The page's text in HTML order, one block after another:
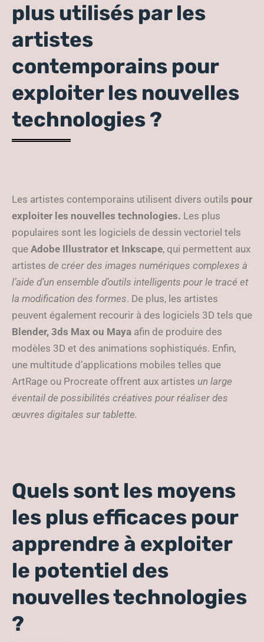
plus utilisés par les
artistes
contemporains pour
exploiter les nouvelles
technologies ?
Les artistes contemporains utilisent divers outils pour
exploiter les nouvelles technologies. Les plus
populaires sont les logiciels de dessin vectoriel tels
que Adobe Illustrator et Inkscape, qui permettent aux
artistes de créer des images numériques complexes à
l’aide d’un ensemble d’outils intelligents pour le tracé et
la modification des formes. De plus, les artistes
peuvent également recourir à des logiciels 3D tels que
Blender, 3ds Max ou Maya afin de produire des
modèles 3D et des animations sophistiqués. Enfin,
une multitude d’applications mobiles telles que
ArtRage ou Procreate offrent aux artistes un large
éventail de possibilités créatives pour réaliser des
œuvres digitales sur tablette.
Quels sont les moyens
les plus efficaces pour
apprendre à exploiter
le potentiel des
nouvelles technologies
?